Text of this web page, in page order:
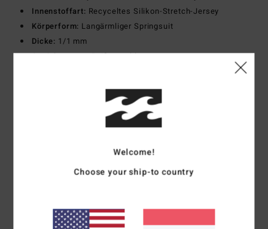
Innenstoffart: Recyceltes Silikon-Stretch-Jersey
Körperform: Langärmliger Springsuit
Dicke: 1/1 mm
Anziehsystem:Reißverschluss vorne
100 % Polychloropren
Versand & RückversandWelcome!
Choose your ship-to country